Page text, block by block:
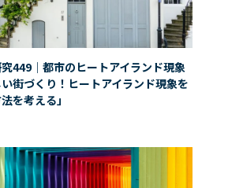
449｜都市のヒートアイランド現象
い街づくり！ヒートアイランド現象を
を考える」